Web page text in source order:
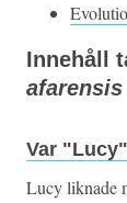
Innehåll
afarensis
Var
Lucy liknade